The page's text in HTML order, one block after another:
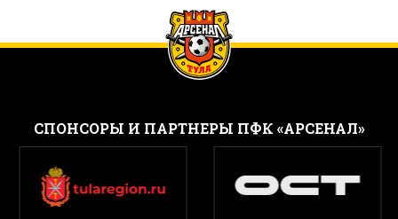
CПОНСОРЫ И ПАРТНЕРЫ ПФК «АРСЕНАЛ»